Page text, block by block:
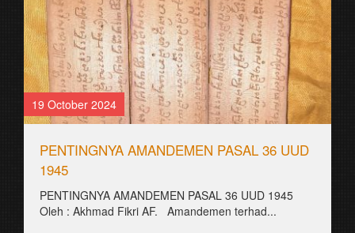
19 October 2024
PENTINGNYA AMANDEMEN PASAL 36 UUD
1945
PENTINGNYA AMANDEMEN PASAL 36 UUD 1945
Oleh : Akhmad Fikri AF. Amandemen terhad...